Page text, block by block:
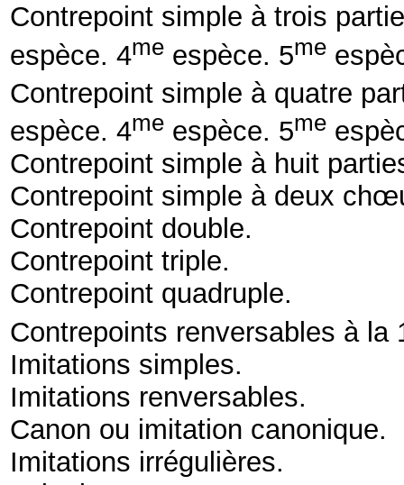
Contrepoint simple à trois
espèce. 4me espèce. 5me
Contrepoint simple à quatre
espèce. 4me espèce. 5me
Contrepoint simple à huit
Contrepoint simple à deux
Contrepoint double.
Contrepoint triple.
Contrepoint quadruple.
Contrepoints renversables à la
Imitations simples.
Imitations renversables.
Canon ou imitation canonique.
Imitations irrégulières.